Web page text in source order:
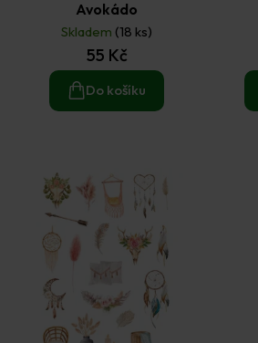
Avokádo
Skladem (18 ks)
55 Kč
Do košíku